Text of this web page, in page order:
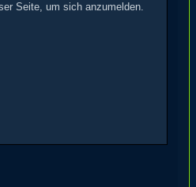
Seite, um sich anzumelden.